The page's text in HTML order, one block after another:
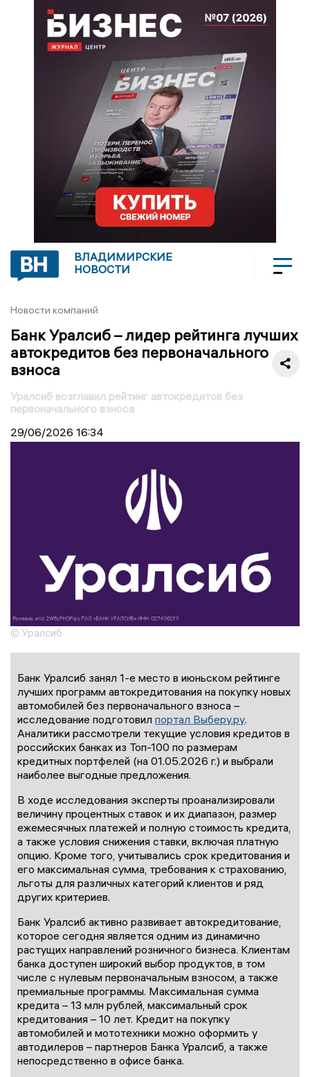
ВЛАДИМИРСКИЕ
НОВОСТИ
Новости компаний
Банк Уралсиб – лидер рейтинга лучших
автокредитов без первоначального
взноса
Уралсиб возглавил рейтинг автокредитов без
первоначального взноса
29/06/2026 16:34
© Уралсиб
Банк Уралсиб занял 1-е место в июньском рейтинге
лучших программ автокредитования на покупку новых
автомобилей без первоначального взноса –
исследование подготовил портал Выберу.ру.
Аналитики рассмотрели текущие условия кредитов в
российских банках из Топ-100 по размерам
кредитных портфелей (на 01.05.2026 г.) и выбрали
наиболее выгодные предложения.
В ходе исследования эксперты проанализировали
величину процентных ставок и их диапазон, размер
ежемесячных платежей и полную стоимость кредита,
а также условия снижения ставки, включая платную
опцию. Кроме того, учитывались срок кредитования и
его максимальная сумма, требования к страхованию,
льготы для различных категорий клиентов и ряд
других критериев.
Банк Уралсиб активно развивает автокредитование,
которое сегодня является одним из динамично
растущих направлений розничного бизнеса. Клиентам
банка доступен широкий выбор продуктов, в том
числе с нулевым первоначальным взносом, а также
премиальные программы. Максимальная сумма
кредита – 13 млн рублей, максимальный срок
кредитования – 10 лет. Кредит на покупку
автомобилей и мототехники можно оформить у
автодилеров – партнеров Банка Уралсиб, а также
непосредственно в офисе банка.